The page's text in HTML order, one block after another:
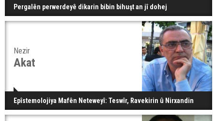
Pergalên perwerdeyê dikarin bibin bihuşt an jî dohej
Nezir
Akat
Epîstemolojiya Mafên Neteweyî: Teswîr, Ravekirin û Nirxandin